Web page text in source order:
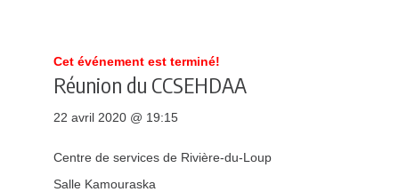
Cet événement est terminé!
Réunion du CCSEHDAA
22 avril 2020 @ 19:15
Centre de services de Rivière-du-Loup
Salle Kamouraska